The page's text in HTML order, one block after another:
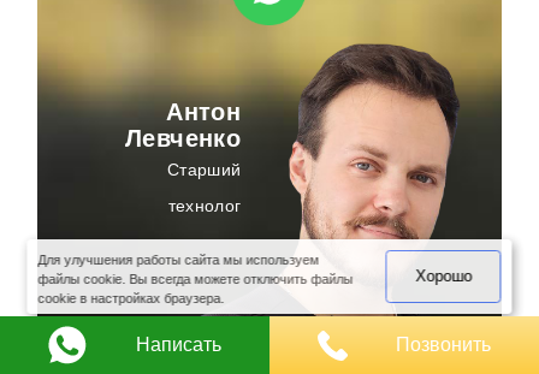
Антон
Левченко
Старший
технолог
Для улучшения работы сайта мы используем
файлы cookie. Вы всегда можете отключить файлы
cookie в настройках браузера.
Хорошо
Написать Позвонить